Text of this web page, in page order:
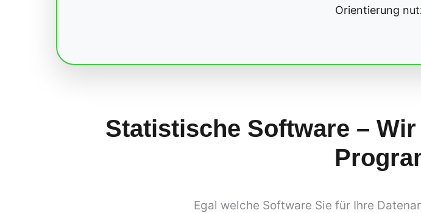
Orientierung
Statistische Software –
Egal welche Software Sie für Ihre